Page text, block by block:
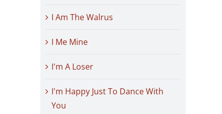
I Am The Walrus
I Me Mine
I'm A Loser
I'm Happy Just To Dance With
You